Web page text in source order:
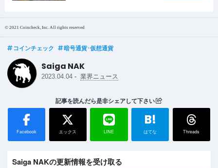
© 2021 Coincheck, Inc. All rights reserved
コインチェック 暗号通貨･仮想通貨
Saiga NAK
2023.04.04 - 業界ニュース
記事を読んだら是非シェアして下さい
Facebook エックス LINE
B!
はてな Threads
Saiga NAKの更新情報を受け取る